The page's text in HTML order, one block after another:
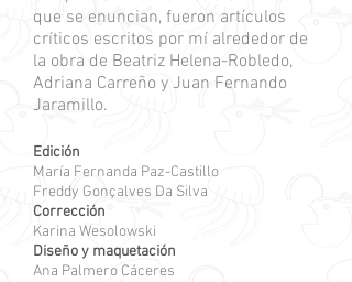
que se enuncian, fueron artículos
críticos escritos por mí alrededor de
la obra de Beatriz Helena-Robledo,
Adriana Carreño y Juan Fernando
Jaramillo.
Edición
María Fernanda Paz-Castillo
Freddy Gonçalves Da Silva
Corrección
Karina Wesolowski
Diseño y maquetación
Ana Palmero Cáceres